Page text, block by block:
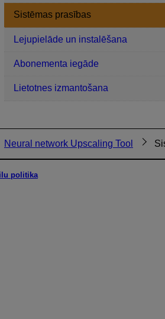
Sistēmas prasības
Lejupielāde un instalēšana
Abonementa iegāde
Lietotnes izmantošana
Neural network Upscaling Tool
politika